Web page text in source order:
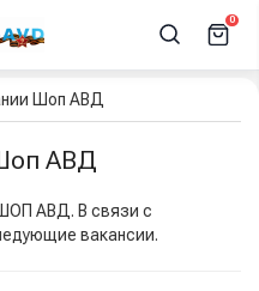
0
Шоп АВД
АВД
АВД. В связи с
вакансии.